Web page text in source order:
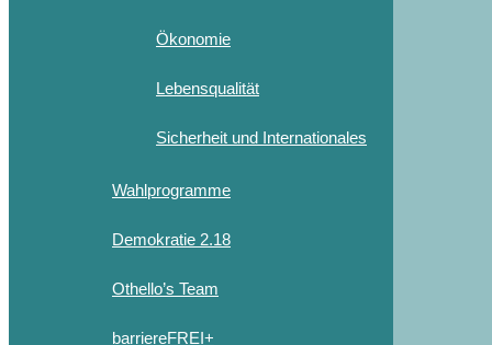
Ökonomie
Lebensqualität
Sicherheit und Internationales
Wahlprogramme
Demokratie 2.18
Othello’s Team
barriereFREI+